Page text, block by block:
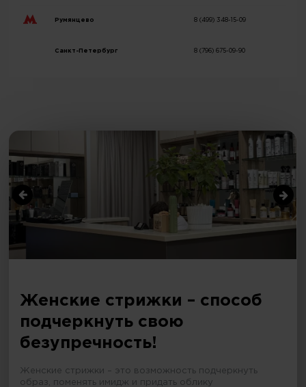
Румянцево 8 (499) 348-15-09
Санкт-Петербург 8 (796) 675-09-90
Женские стрижки – способ
подчеркнуть свою
безупречность!
Женские стрижки – это возможность подчеркнуть
образ, поменять имидж и придать облику